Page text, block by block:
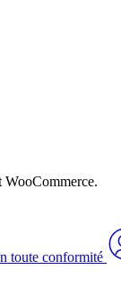
WooCommerce.
toute conformité